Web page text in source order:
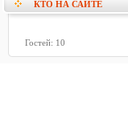
КТО НА САЙТЕ
Гостей: 10